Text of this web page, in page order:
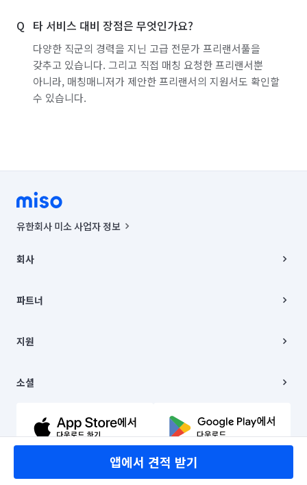
타 서비스 대비 장점은 무엇인가요?
다양한 직군의 경력을 지닌 고급 전문가 프리랜서풀을
갖추고 있습니다. 그리고 직접 매칭 요청한 프리랜서뿐
아니라, 매칭매니저가 제안한 프리랜서의 지원서도 확인할
수 있습니다.
앱에서 견적 받기
유한회사 미소 사업자 정보
00019 |
주소 | 본사: 서울특별시 종로구 율곡로 6(중학동, 트윈트리빌딩) B동 5층
컨택센터 : 서울특별시 종로구 수송동 율곡로 24, 7층, 8층 미소
상품, 상품정보, 거래에 관한 의무와 책임은 거래당사자에게 있습니다.
언론 보도 관련 문의:
© 유한회사 미소. Miso, Inc. All Rights Reserved.
회사
채용
파트너
이사
지원
이용약관
문의하기
소셜
유튜브